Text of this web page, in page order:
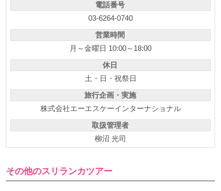
電話番号
03-6264-0740
営業時間
月～金曜日 10:00～18:00
休日
土・日・祝祭日
旅行企画・実施
株式会社エーエスケーインターナショナル
取扱管理者
柳沼 光司
その他のスリランカツアー